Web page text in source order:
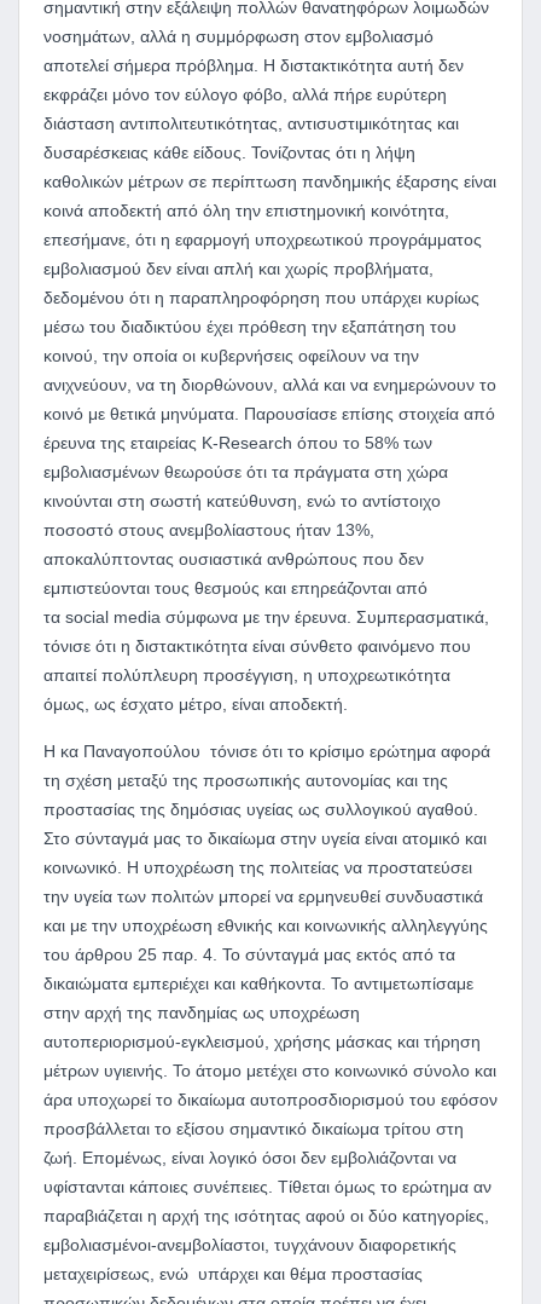
σημαντική στην εξάλειψη πολλών θανατηφόρων λοιμωδών
νοσημάτων, αλλά η συμμόρφωση στον εμβολιασμό
αποτελεί σήμερα πρόβλημα. Η διστακτικότητα αυτή δεν
εκφράζει μόνο τον εύλογο φόβο, αλλά πήρε ευρύτερη
διάσταση αντιπολιτευτικότητας, αντισυστιμικότητας και
δυσαρέσκειας κάθε είδους. Τονίζοντας ότι η λήψη
καθολικών μέτρων σε περίπτωση πανδημικής έξαρσης είναι
κοινά αποδεκτή από όλη την επιστημονική κοινότητα,
επεσήμανε, ότι η εφαρμογή υποχρεωτικού προγράμματος
εμβολιασμού δεν είναι απλή και χωρίς προβλήματα,
δεδομένου ότι η παραπληροφόρηση που υπάρχει κυρίως
μέσω του διαδικτύου έχει πρόθεση την εξαπάτηση του
κοινού, την οποία οι κυβερνήσεις οφείλουν να την
ανιχνεύουν, να τη διορθώνουν, αλλά και να ενημερώνουν το
κοινό με θετικά μηνύματα. Παρουσίασε επίσης στοιχεία από
έρευνα της εταιρείας Κ-Research όπου το 58% των
εμβολιασμένων θεωρούσε ότι τα πράγματα στη χώρα
κινούνται στη σωστή κατεύθυνση, ενώ το αντίστοιχο
ποσοστό στους ανεμβολίαστους ήταν 13%,
αποκαλύπτοντας ουσιαστικά ανθρώπους που δεν
εμπιστεύονται τους θεσμούς και επηρεάζονται από
τα social media σύμφωνα με την έρευνα. Συμπερασματικά,
τόνισε ότι η διστακτικότητα είναι σύνθετο φαινόμενο που
απαιτεί πολύπλευρη προσέγγιση, η υποχρεωτικότητα
όμως, ως έσχατο μέτρο, είναι αποδεκτή.
Η κα Παναγοπούλου τόνισε ότι το κρίσιμο ερώτημα αφορά
τη σχέση μεταξύ της προσωπικής αυτονομίας και της
προστασίας της δημόσιας υγείας ως συλλογικού αγαθού.
Στο σύνταγμά μας το δικαίωμα στην υγεία είναι ατομικό και
κοινωνικό. Η υποχρέωση της πολιτείας να προστατεύσει
την υγεία των πολιτών μπορεί να ερμηνευθεί συνδυαστικά
και με την υποχρέωση εθνικής και κοινωνικής αλληλεγγύης
του άρθρου 25 παρ. 4. Το σύνταγμά μας εκτός από τα
δικαιώματα εμπεριέχει και καθήκοντα. Το αντιμετωπίσαμε
στην αρχή της πανδημίας ως υποχρέωση
αυτοπεριορισμού-εγκλεισμού, χρήσης μάσκας και τήρηση
μέτρων υγιεινής. Το άτομο μετέχει στο κοινωνικό σύνολο και
άρα υποχωρεί το δικαίωμα αυτοπροσδιορισμού του εφόσον
προσβάλλεται το εξίσου σημαντικό δικαίωμα τρίτου στη
ζωή. Επομένως, είναι λογικό όσοι δεν εμβολιάζονται να
υφίστανται κάποιες συνέπειες. Τίθεται όμως το ερώτημα αν
παραβιάζεται η αρχή της ισότητας αφού οι δύο κατηγορίες,
εμβολιασμένοι-ανεμβολίαστοι, τυγχάνουν διαφορετικής
μεταχειρίσεως, ενώ υπάρχει και θέμα προστασίας